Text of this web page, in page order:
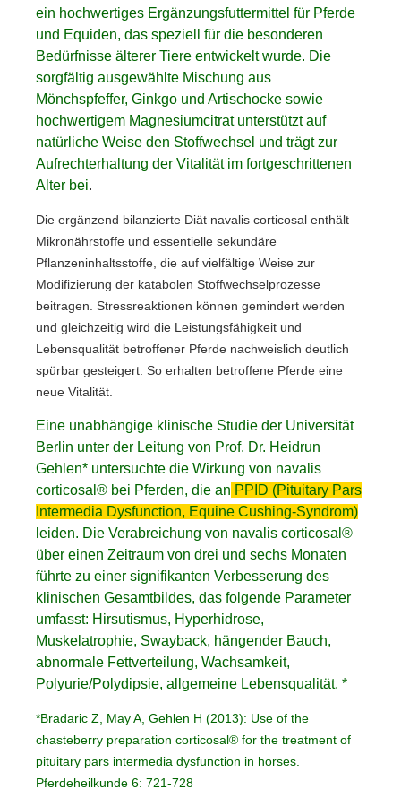
ein hochwertiges Ergänzungsfuttermittel für Pferde
und Equiden, das speziell für die besonderen
Bedürfnisse älterer Tiere entwickelt wurde. Die
sorgfältig ausgewählte Mischung aus
Mönchspfeffer, Ginkgo und Artischocke sowie
hochwertigem Magnesiumcitrat unterstützt auf
natürliche Weise den Stoffwechsel und trägt zur
Aufrechterhaltung der Vitalität im fortgeschrittenen
Alter bei.
Die ergänzend bilanzierte Diät navalis corticosal enthält
Mikronährstoffe und essentielle sekundäre
Pflanzeninhaltsstoffe, die auf vielfältige Weise zur
Modifizierung der katabolen Stoffwechselprozesse
beitragen. Stressreaktionen können gemindert werden
und gleichzeitig wird die Leistungsfähigkeit und
Lebensqualität betroffener Pferde nachweislich deutlich
spürbar gesteigert. So erhalten betroffene Pferde eine
neue Vitalität.
Eine unabhängige klinische Studie der Universität
Berlin unter der Leitung von Prof. Dr. Heidrun
Gehlen* untersuchte die Wirkung von navalis
corticosal® bei Pferden, die an PPID (Pituitary Pars
Intermedia Dysfunction, Equine Cushing-Syndrom)
leiden. Die Verabreichung von navalis corticosal®
über einen Zeitraum von drei und sechs Monaten
führte zu einer signifikanten Verbesserung des
klinischen Gesamtbildes, das folgende Parameter
umfasst: Hirsutismus, Hyperhidrose,
Muskelatrophie, Swayback, hängender Bauch,
abnormale Fettverteilung, Wachsamkeit,
Polyurie/Polydipsie, allgemeine Lebensqualität. *
*Bradaric Z, May A, Gehlen H (2013): Use of the
chasteberry preparation corticosal® for the treatment of
pituitary pars intermedia dysfunction in horses.
Pferdeheilkunde 6: 721-728